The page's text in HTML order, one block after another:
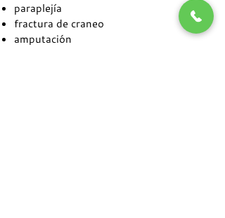
paraplejía
fractura de craneo
amputación